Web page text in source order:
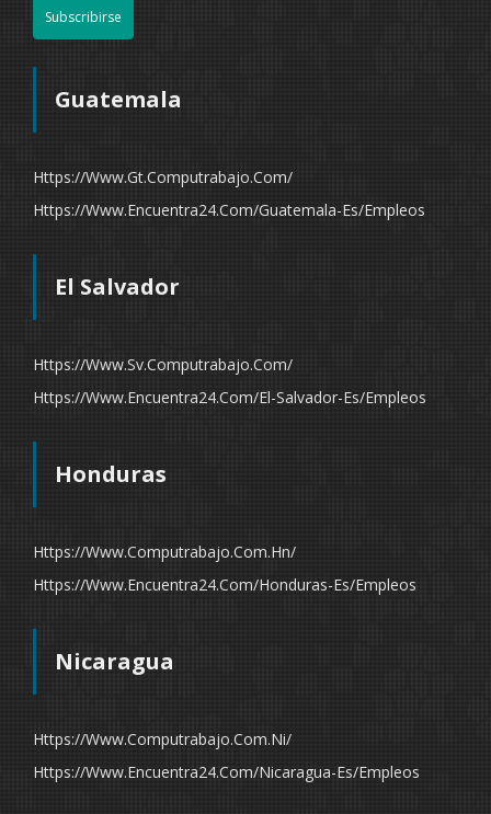
Subscribirse
Guatemala
Https://www.gt.computrabajo.com/
Https://www.encuentra24.com/guatemala-Es/empleos
El Salvador
Https://www.sv.computrabajo.com/
Https://www.encuentra24.com/el-Salvador-Es/empleos
Honduras
Https://www.computrabajo.com.hn/
Https://www.encuentra24.com/honduras-Es/empleos
Nicaragua
Https://www.computrabajo.com.ni/
Https://www.encuentra24.com/nicaragua-Es/empleos